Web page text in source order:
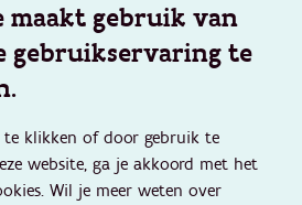
maakt gebruik van
gebruikservaring te
te klikken of door gebruik te
website, ga je akkoord met het
Wil je meer weten over